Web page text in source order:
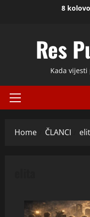
8
Res
Kada
Primary
Home ČLANCI